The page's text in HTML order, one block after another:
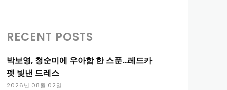
RECENT POSTS
박보영, 청순미에 우아함 한 스푼…레드카
펫 빛낸 드레스
2026년 08월 02일